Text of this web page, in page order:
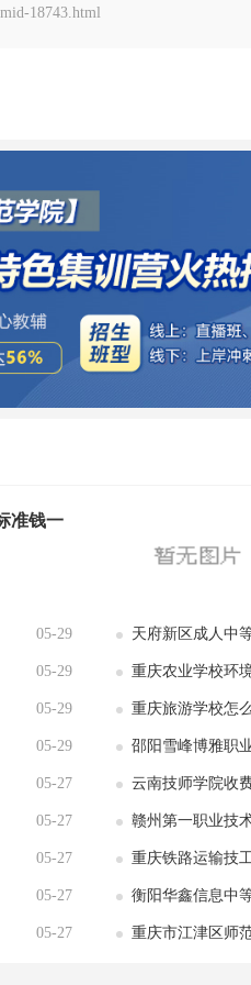
18743.html
准钱一
05-29 天府新区成人中
05-29 重庆农业学校环
05-29 重庆旅游学校怎
05-29 邵阳雪峰博雅职
05-27 云南技师学院收
05-27 赣州第一职业技
05-27 重庆铁路运输技
05-27 衡阳华鑫信息中
05-27 重庆市江津区师范